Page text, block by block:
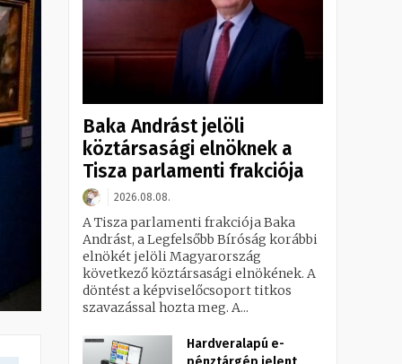
Baka Andrást jelöli
köztársasági elnöknek a
Tisza parlamenti frakciója
2026.08.08.
A Tisza parlamenti frakciója Baka
Andrást, a Legfelsőbb Bíróság korábbi
elnökét jelöli Magyarország
következő köztársasági elnökének. A
döntést a képviselőcsoport titkos
szavazással hozta meg. A...
Hardveralapú e-